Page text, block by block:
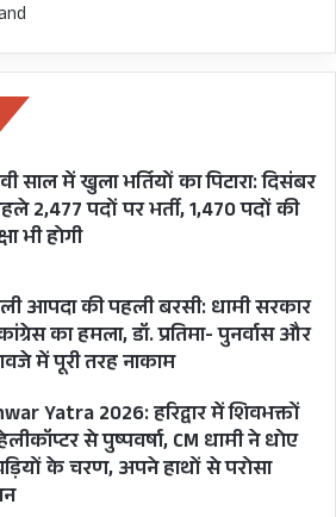
साल में खुला भर्तियों का पिटारा: दिसंबर
2,477 पदों पर भर्ती, 1,470 पदों की
भी होगी
आपदा की पहली बरसी: धामी सरकार
का हमला, डॉ. प्रतिमा- पुनर्वास और
में पूरी तरह नाकाम
Yatra 2026: हरिद्वार में शिवभक्तों
से पुष्पवर्षा, CM धामी ने धोए
के चरण, अपने हाथों से परोसा